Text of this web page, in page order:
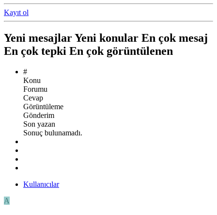
Kayıt ol
Yeni mesajlarYeni konular En çok mesaj
En çok tepki En çok görüntülenen
#
Konu
Forumu
Cevap
Görüntüleme
Gönderim
Son yazan
Sonuç bulunamadı.
Kullanıcılar
A